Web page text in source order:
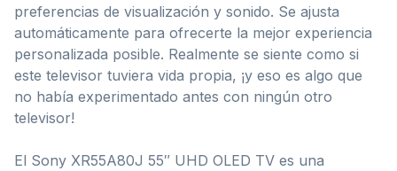
preferencias de visualización y sonido. Se ajusta
automáticamente para ofrecerte la mejor experiencia
personalizada posible. Realmente se siente como si
este televisor tuviera vida propia, ¡y eso es algo que
no había experimentado antes con ningún otro
televisor!
El Sony XR55A80J 55″ UHD OLED TV es una